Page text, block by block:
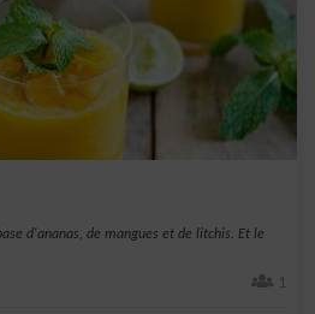
d'ananas, de mangues et de litchis. Et le
1